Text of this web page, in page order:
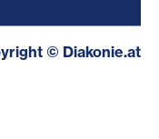
© Diakonie.at